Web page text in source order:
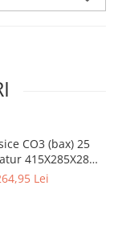
CO3 (bax) 25
415X285X285
mm Lei